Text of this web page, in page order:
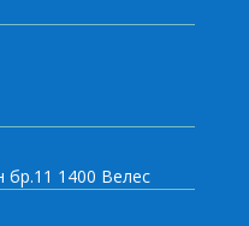
бр.11 1400 Велес